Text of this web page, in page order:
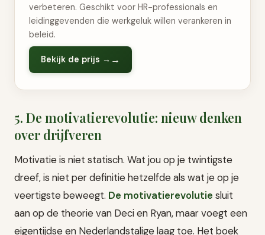
verbeteren. Geschikt voor HR-professionals en
leidinggevenden die werkgeluk willen verankeren in
beleid.
Bekijk de prijs →
5. De motivatierevolutie: nieuw denken
over drijfveren
Motivatie is niet statisch. Wat jou op je twintigste
dreef, is niet per definitie hetzelfde als wat je op je
veertigste beweegt. De motivatierevolutie sluit
aan op de theorie van Deci en Ryan, maar voegt een
eigentijdse en Nederlandstalige laag toe. Het boek